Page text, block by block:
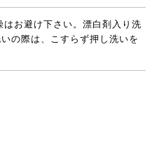
はお避け下さい。漂白剤入り洗
の際は、こすらず押し洗いを